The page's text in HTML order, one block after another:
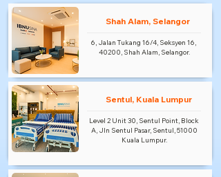
Shah Alam, Selangor
6, Jalan Tukang 16/4, Seksyen 16,
40200, Shah Alam, Selangor.
Sentul, Kuala Lumpur
Level 2 Unit 30, Sentul Point, Block
A, Jln Sentul Pasar, Sentul, 51000
Kuala Lumpur.